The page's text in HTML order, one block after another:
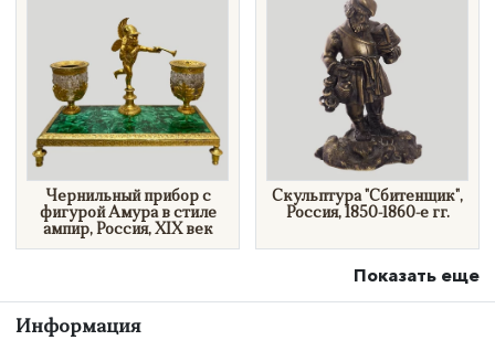
Чернильный прибор с
фигурой Амура в стиле
ампир, Россия, XIX век
Скульптура "Сбитенщик",
Россия, 1850-1860-е гг.
Показать еще
Информация